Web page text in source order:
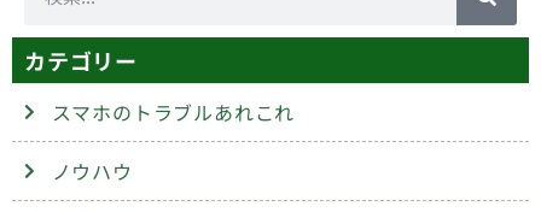
カテゴリー
スマホのトラブルあれこれ
ノウハウ